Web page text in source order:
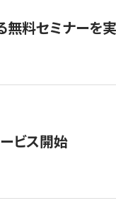
無料セミナーを
ビス開始